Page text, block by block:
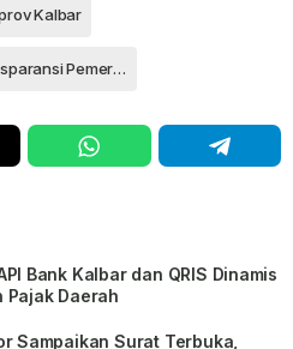
Kalbar
Transparansi Pemerintah
Bank Kalbar dan QRIS Dinamis
Pajak Daerah
Sampaikan Surat Terbuka,